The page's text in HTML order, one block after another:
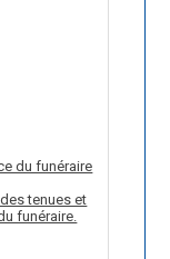
du funéraire
tenues et
funéraire.